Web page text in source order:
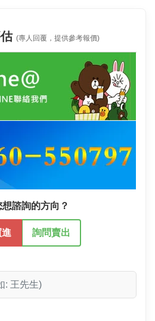
(專人回覆，提供參考報價)
諮詢的方向？
詢問賣出